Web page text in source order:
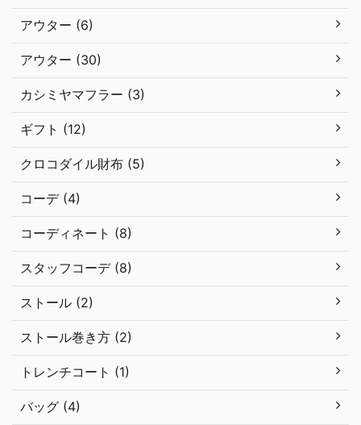
アウター (6)
アウター (30)
カシミヤマフラー (3)
ギフト (12)
クロコダイル財布 (5)
コーデ (4)
コーディネート (8)
スタッフコーデ (8)
ストール (2)
ストール巻き方 (2)
トレンチコート (1)
バッグ (4)